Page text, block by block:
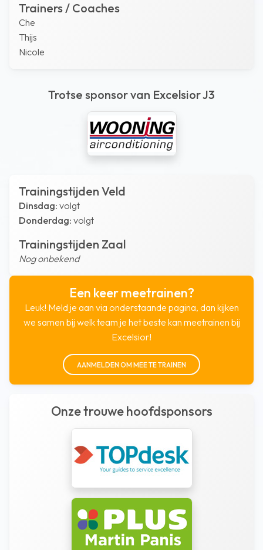
Trainers / Coaches
Che
Thijs
Nicole
Trotse sponsor van Excelsior J3
Trainingstijden Veld
Dinsdag: volgt
Donderdag: volgt
Trainingstijden Zaal
Nog onbekend
Een keer meetrainen?
Leuk! Meld je aan via onderstaande pagina, dan kijken
we samen bij welk team je het beste kan meetrainen bij
Excelsior!
AANMELDEN OM MEE TE TRAINEN
Onze trouwe hoofdsponsors